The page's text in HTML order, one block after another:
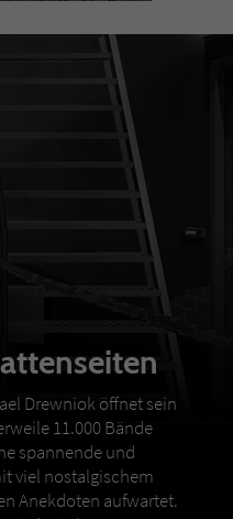
Drewniok öffnet sein
11.000 Bände
spannende und
viel nostalgischem
Anekdoten aufwartet.